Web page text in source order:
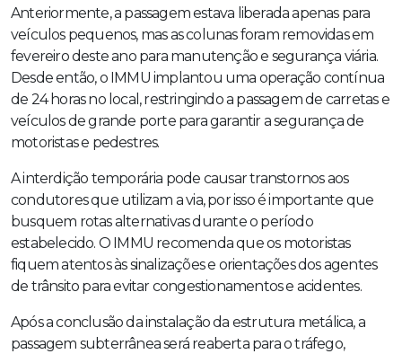
Anteriormente, a passagem estava liberada apenas para
veículos pequenos, mas as colunas foram removidas em
fevereiro deste ano para manutenção e segurança viária.
Desde então, o IMMU implantou uma operação contínua
de 24 horas no local, restringindo a passagem de carretas e
veículos de grande porte para garantir a segurança de
motoristas e pedestres.
A interdição temporária pode causar transtornos aos
condutores que utilizam a via, por isso é importante que
busquem rotas alternativas durante o período
estabelecido. O IMMU recomenda que os motoristas
fiquem atentos às sinalizações e orientações dos agentes
de trânsito para evitar congestionamentos e acidentes.
Após a conclusão da instalação da estrutura metálica, a
passagem subterrânea será reaberta para o tráfego,